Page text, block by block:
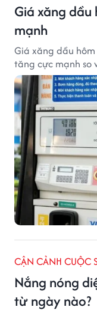
Giá xăng
mạnh
Giá xăng dầu
tăng cực mạnh so
CẬN CẢNH CUỘC
Nắng nóng
từ ngày nào?